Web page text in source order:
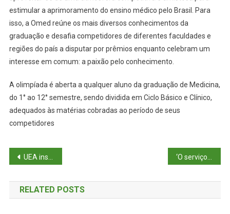
estimular a aprimoramento do ensino médico pelo Brasil. Para
isso, a Omed reúne os mais diversos conhecimentos da
graduação e desafia competidores de diferentes faculdades e
regiões do país a disputar por prêmios enquanto celebram um
interesse em comum: a paixão pelo conhecimento.
A olimpíada é aberta a qualquer aluno da graduação de Medicina,
do 1° ao 12° semestre, sendo dividida em Ciclo Básico e Clínico,
adequados às matérias cobradas ao período de seus
competidores
Navegação
de
Post
UEA inscreve para as últimas vagas do pré-vestibular presencial AprovENS 2026 ‘O serviço público é a minha vida’, diz Tadeu sobre trajetória como servidor de carreira no Amazonas
RELATED POSTS